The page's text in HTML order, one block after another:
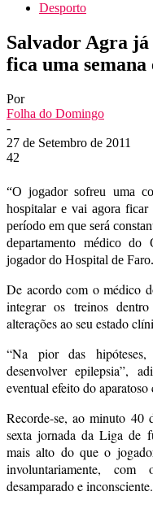
Desporto
Salvador Agra
fica uma
Por
Folha do Domingo
-
27 de Setembro de 2011
42
“O jogador sofreu uma
hospitalar e vai agora ficar
período em que será
departamento médico do
jogador do Hospital de Faro.
De acordo com o médico
integrar os treinos
alterações ao seu estado
“Na pior das hipóteses,
desenvolver epilepsia”,
eventual efeito do aparatoso
Recorde-se, ao minuto 40
sexta jornada da Liga de
mais alto do que o
involuntariamente,
desamparado e inconsciente.